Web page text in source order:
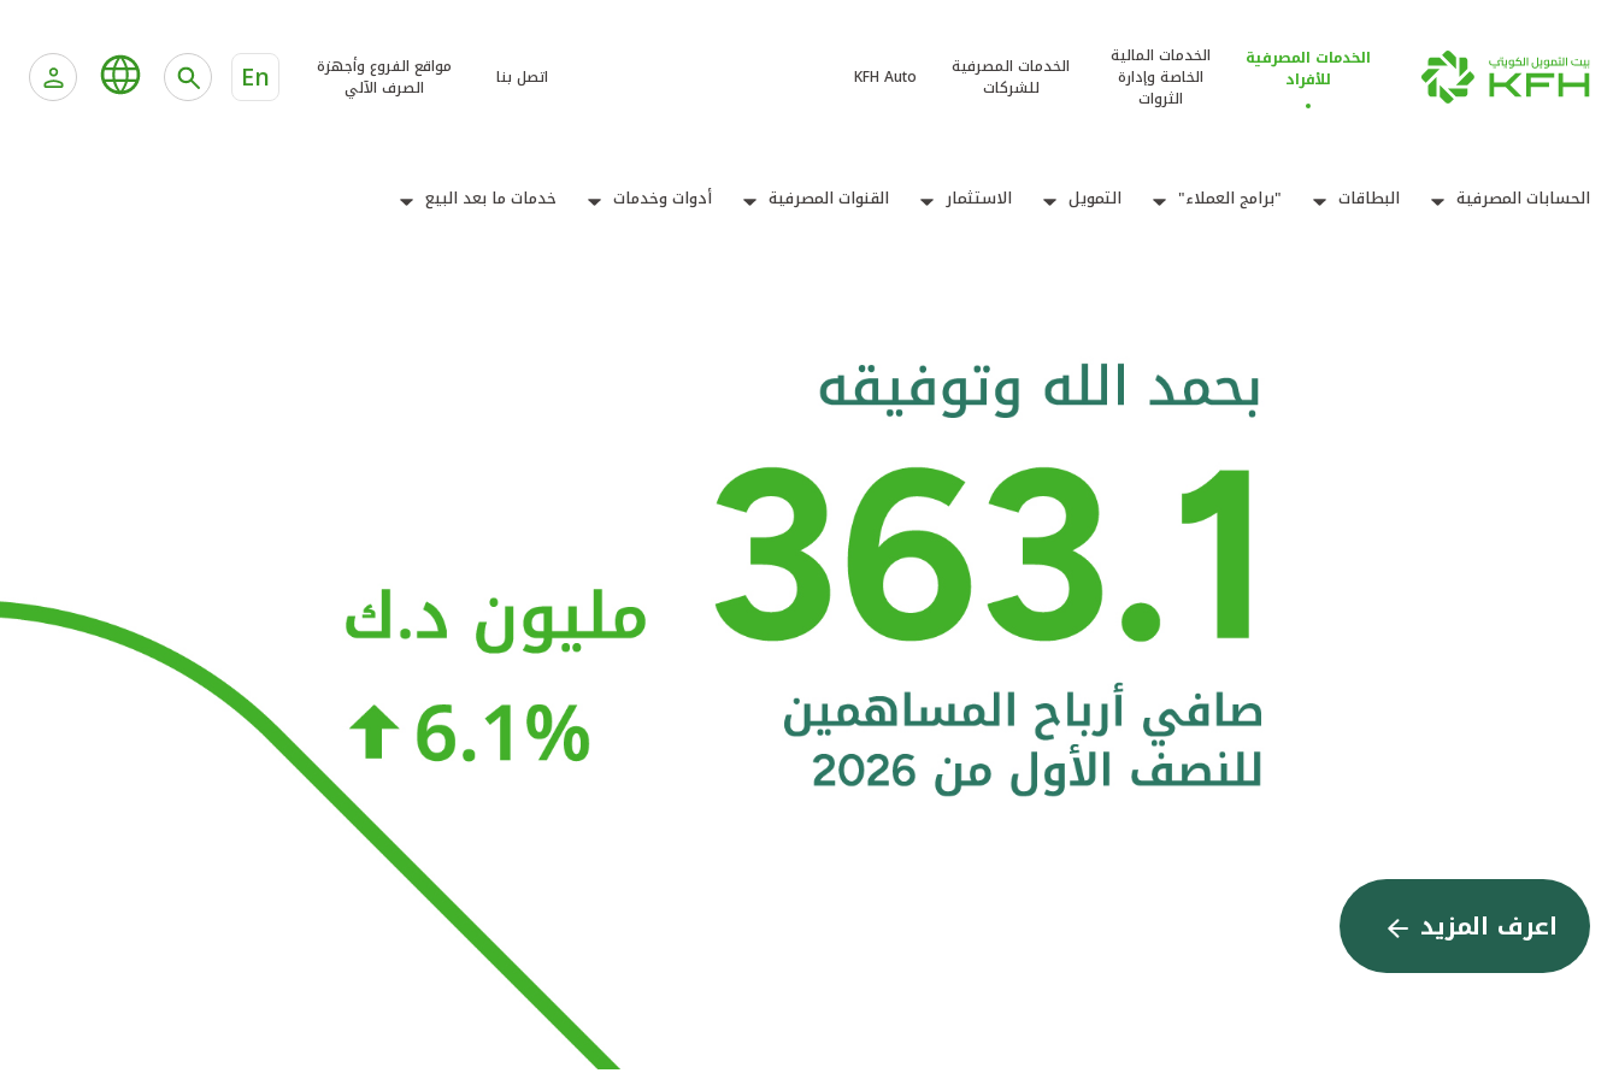
الخدمات المصرفية
للأفراد
الخدمات المالية
الخاصة وإدارة
الثروات
الخدمات المصرفية
للشركات
KFH Auto اتصل بنا
مواقع الفروع وأجهزة
الصرف الآلي
En
الحسابات المصرفية البطاقات "برامج العملاء" التمويل الاستثمار القنوات المصرفية أدوات وخدمات خدمات ما بعد البيع
اعرف المزيد